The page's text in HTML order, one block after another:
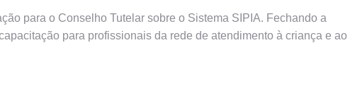
para o Conselho Tutelar sobre o Sistema SIPIA. Fechando a
para profissionais da rede de atendimento à criança e ao